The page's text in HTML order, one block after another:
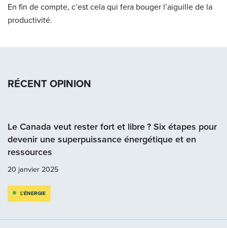
En fin de compte, c’est cela qui fera bouger l’aiguille de la
productivité.
RÉCENT OPINION
Le Canada veut rester fort et libre ? Six étapes pour
devenir une superpuissance énergétique et en
ressources
20 janvier 2025
L’ÉNERGIE